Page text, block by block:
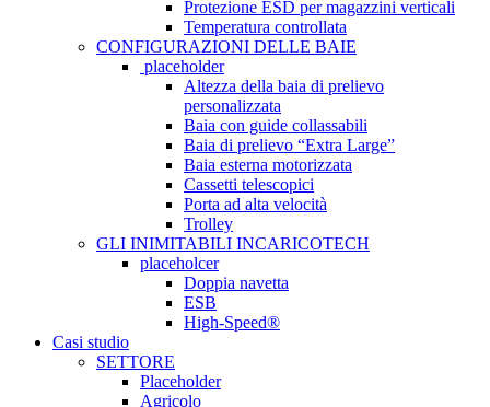
Protezione ESD per magazzini verticali
Temperatura controllata
CONFIGURAZIONI DELLE BAIE
placeholder
Altezza della baia di prelievo
personalizzata
Baia con guide collassabili
Baia di prelievo “Extra Large”
Baia esterna motorizzata
Cassetti telescopici
Porta ad alta velocità
Trolley
GLI INIMITABILI INCARICOTECH
placeholcer
Doppia navetta
ESB
High-Speed®
Casi studio
SETTORE
Placeholder
Agricolo